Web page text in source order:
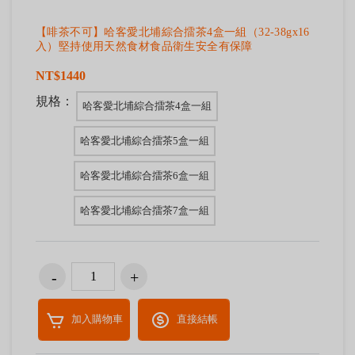
【啡茶不可】哈客愛北埔綜合擂茶4盒一組（32-38gx16
入）堅持使用天然食材食品衛生安全有保障
NT$1440
規格：
哈客愛北埔綜合擂茶4盒一組
哈客愛北埔綜合擂茶5盒一組
哈客愛北埔綜合擂茶6盒一組
哈客愛北埔綜合擂茶7盒一組
加入購物車 直接結帳